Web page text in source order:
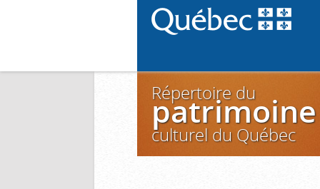
Répertoire du
patrimoine
culturel du Québec